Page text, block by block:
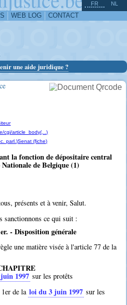
WEB LOG CONTACT
FR NL
une aide juridique ?
cgi/article_body(...)
parl.)Senat (fiche)
la fonction de dépositaire central
de Belgique (1)
présents et à venir, Salut.
sanctionnons ce qui suit :
- Disposition générale
une matière visée à l'article 77 de la
1997 sur les protêts
de la loi du 3 juin 1997 sur les
^